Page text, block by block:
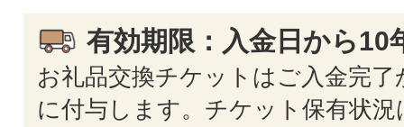
有効期限：入金日から10
お礼品交換チケットはご入金完了
に付与します。チケット保有状